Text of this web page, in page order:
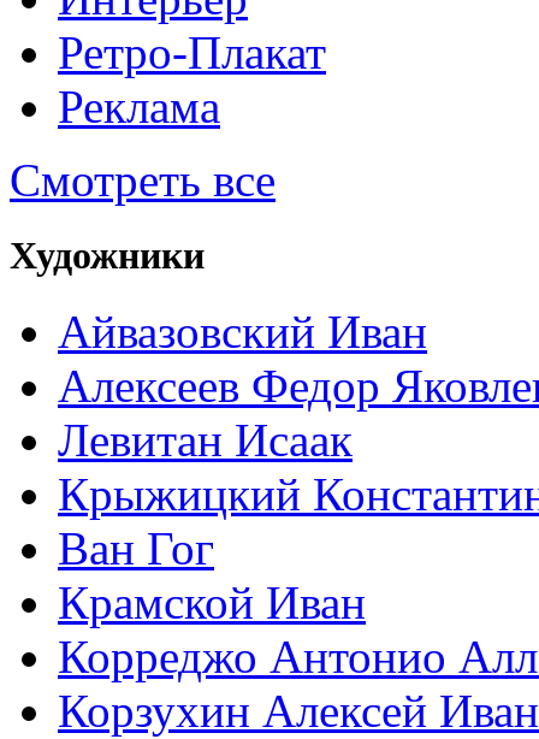
Ретро-Плакат
Реклама
Смотреть все
Художники
Айвазовский Иван
Алексеев Федор
Левитан Исаак
Крыжицкий
Ван Гог
Крамской Иван
Корреджо Антонио
Корзухин Алексей